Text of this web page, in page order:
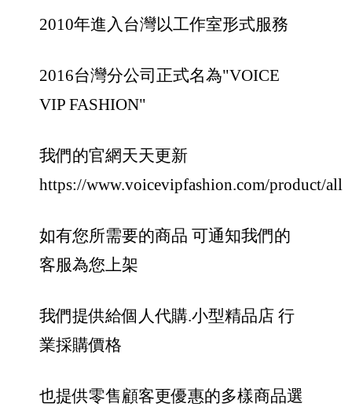
2010年進入台灣以工作室形式服務
2016台灣分公司正式名為"VOICE
VIP FASHION"
我們的官網天天更新
https://www.voicevipfashion.com/product/all
如有您所需要的商品 可通知我們的
客服為您上架
我們提供給個人代購.小型精品店 行
業採購價格
也提供零售顧客更優惠的多樣商品選